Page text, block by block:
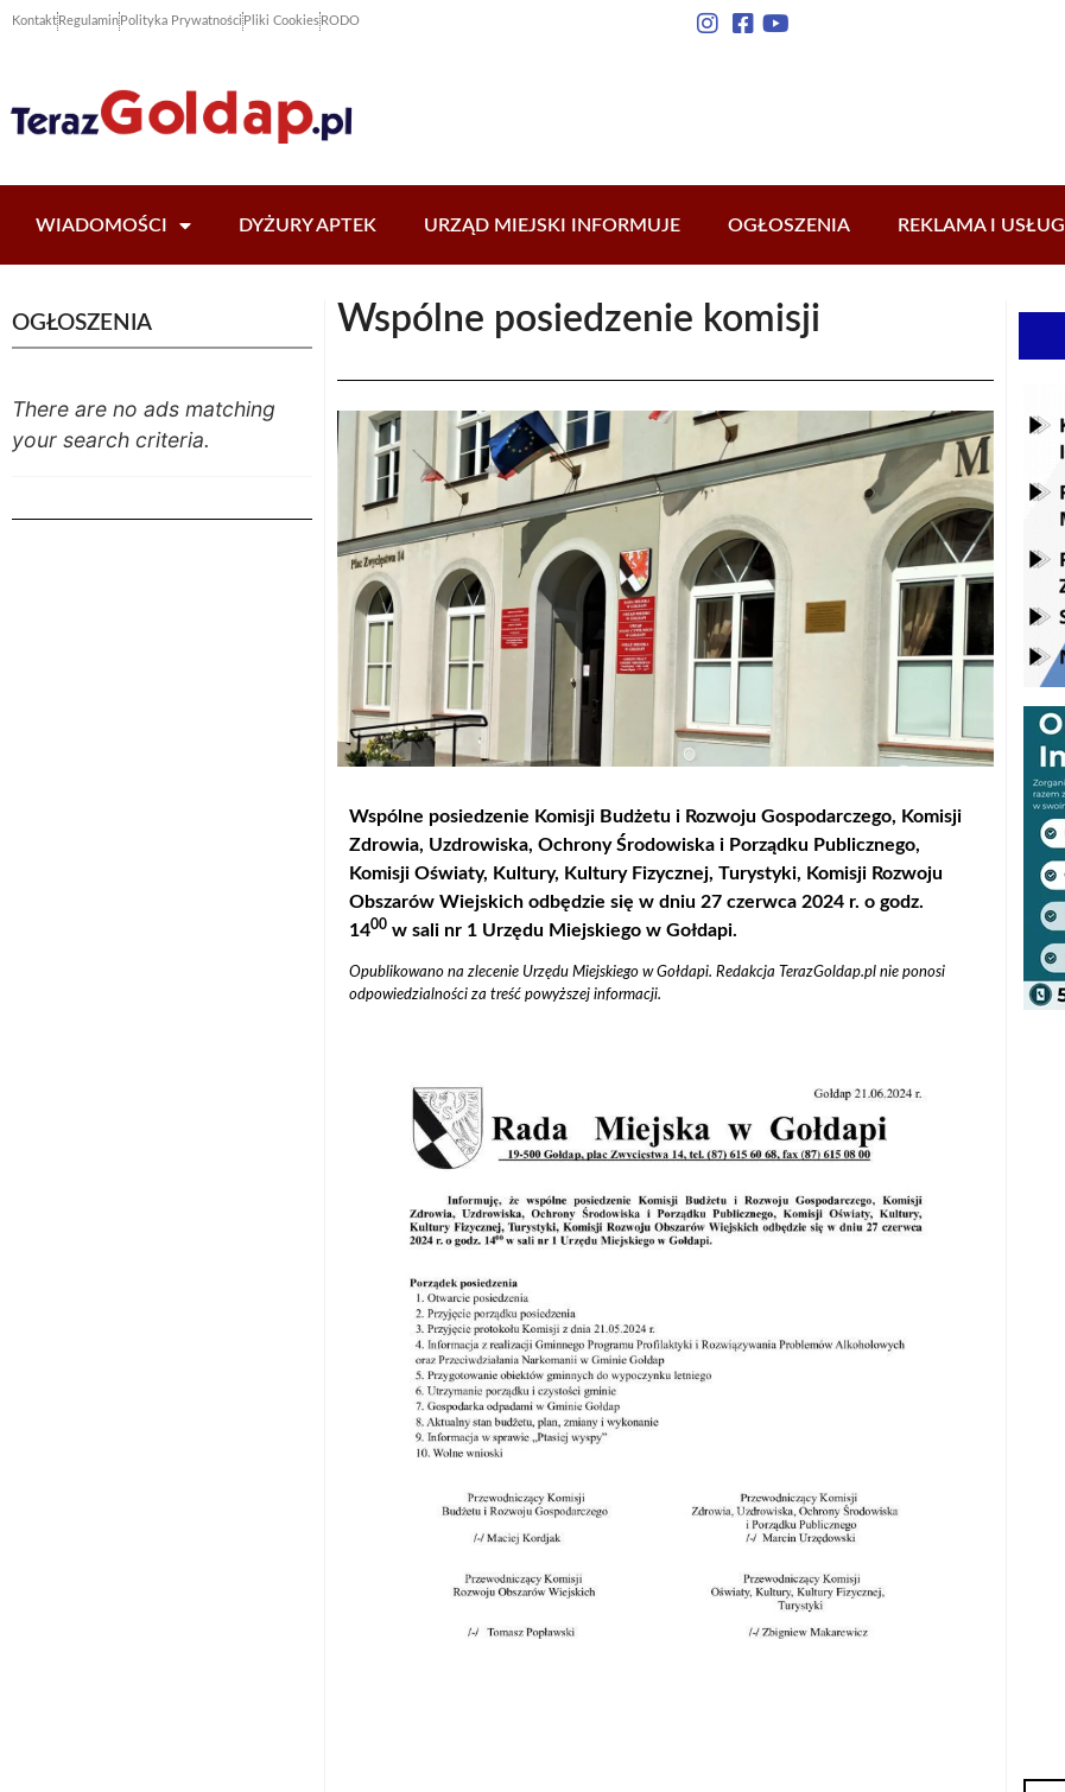
Kontakt Regulamin Polityka Prywatności Pliki Cookies RODO
WIADOMOŚCI DYŻURY APTEK URZĄD MIEJSKI INFORMUJE OGŁOSZENIA REKLAMA I USŁUGI
OGŁOSZENIA
There are no ads matching
your search criteria.
Wspólne posiedzenie komisji
Wspólne posiedzenie Komisji Budżetu i Rozwoju Gospodarczego, Komisji
Zdrowia, Uzdrowiska, Ochrony Środowiska i Porządku Publicznego,
Komisji Oświaty, Kultury, Kultury Fizycznej, Turystyki, Komisji Rozwoju
Obszarów Wiejskich odbędzie się w dniu 27 czerwca 2024 r. o godz.
1400w sali nr 1 Urzędu Miejskiego w Gołdapi.
Opublikowano na zlecenie Urzędu Miejskiego w Gołdapi. Redakcja TerazGoldap.pl nie ponosi
odpowiedzialności za treść powyższej informacji.